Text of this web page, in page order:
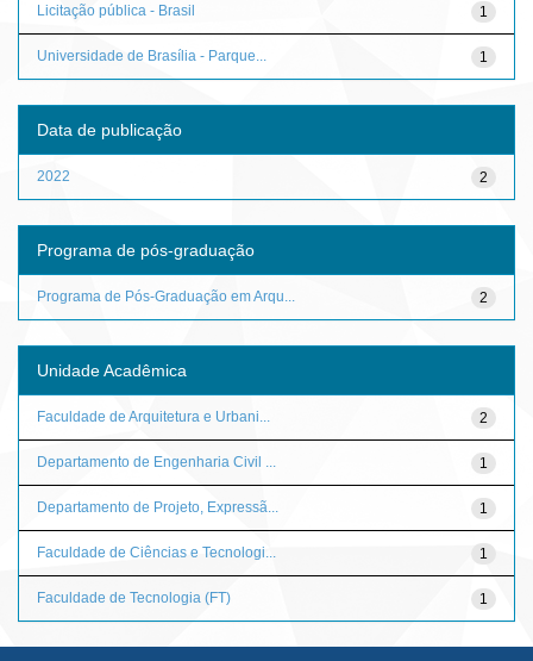
1
Licitação pública - Brasil
1
Universidade de Brasília - Parque...
Data de publicação
2
2022
Programa de pós-graduação
2
Programa de Pós-Graduação em Arqu...
Unidade Acadêmica
2
Faculdade de Arquitetura e Urbani...
1
Departamento de Engenharia Civil ...
1
Departamento de Projeto, Expressã...
1
Faculdade de Ciências e Tecnologi...
1
Faculdade de Tecnologia (FT)